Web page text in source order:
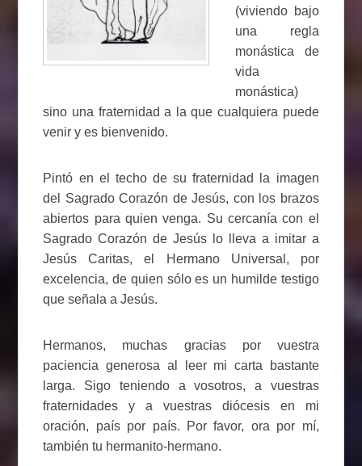
(viviendo bajo
una regla
monástica de
vida
monástica)
sino una fraternidad a la que cualquiera puede
venir y es bienvenido.
Pintó en el techo de su fraternidad la imagen
del Sagrado Corazón de Jesús, con los brazos
abiertos para quien venga. Su cercanía con el
Sagrado Corazón de Jesús lo lleva a imitar a
Jesús Caritas, el Hermano Universal, por
excelencia, de quien sólo es un humilde testigo
que señala a Jesús.
Hermanos, muchas gracias por vuestra
paciencia generosa al leer mi carta bastante
larga. Sigo teniendo a vosotros, a vuestras
fraternidades y a vuestras diócesis en mi
oración, país por país. Por favor, ora por mí,
también tu hermanito-hermano.